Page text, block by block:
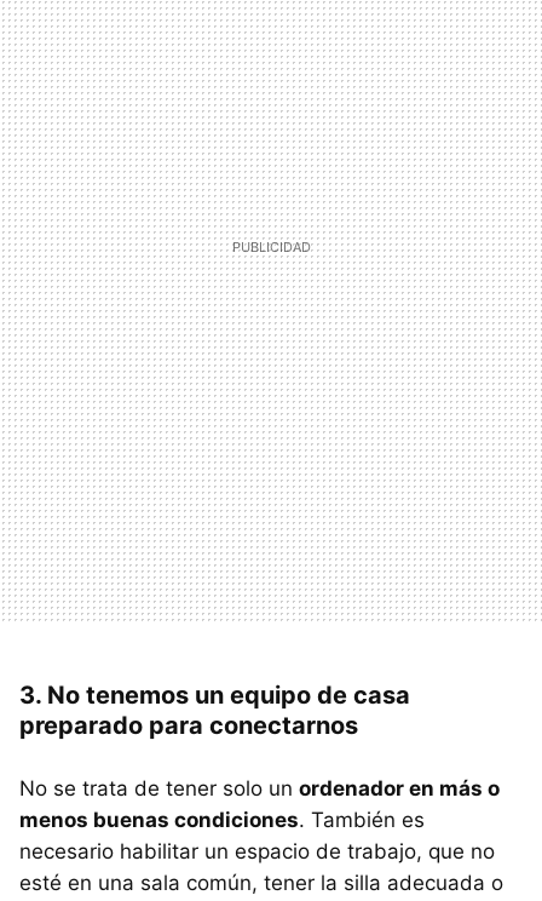
3. No tenemos un equipo de casa
preparado para conectarnos
No se trata de tener solo un ordenador en más o
menos buenas condiciones. También es
necesario habilitar un espacio de trabajo, que no
esté en una sala común, tener la silla adecuada o